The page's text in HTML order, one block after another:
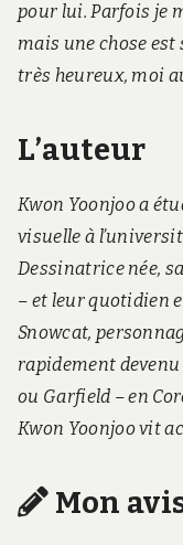
pour lui. Parfois je
mais une chose est
très heureux, moi
L’auteur
Kwon Yoonjoo a
visuelle à
Dessinatrice née,
– et leur quotidien
Snowcat,
rapidement devenu
ou Garfield – en
Kwon Yoonjoo vit
Mon